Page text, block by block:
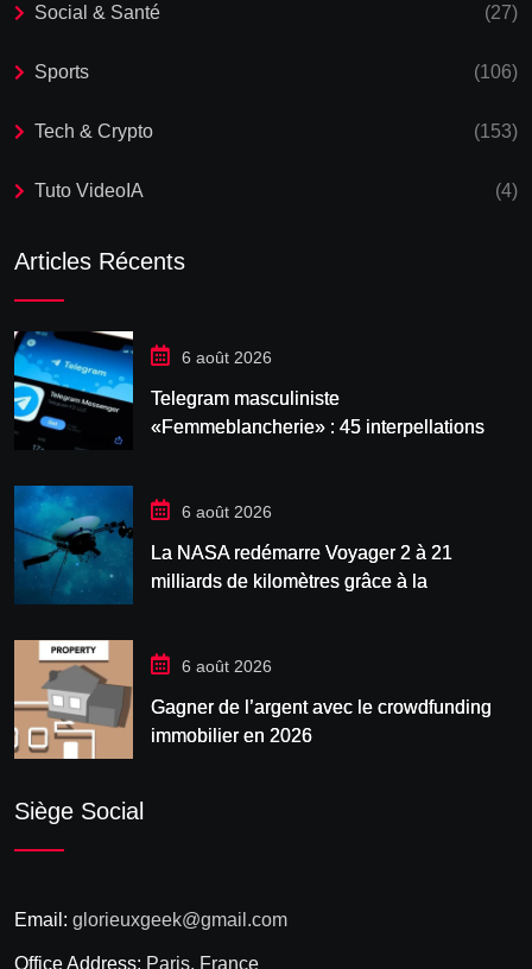
Social & Santé (27)
Sports (106)
Tech & Crypto (153)
Tuto VideoIA (4)
Articles Récents
6 août 2026
Telegram masculiniste
«Femmeblancherie» : 45 interpellations
6 août 2026
La NASA redémarre Voyager 2 à 21
milliards de kilomètres grâce à la
6 août 2026
Gagner de l’argent avec le crowdfunding
immobilier en 2026
Siège Social
Email: glorieuxgeek@gmail.com
Office Address: Paris, France